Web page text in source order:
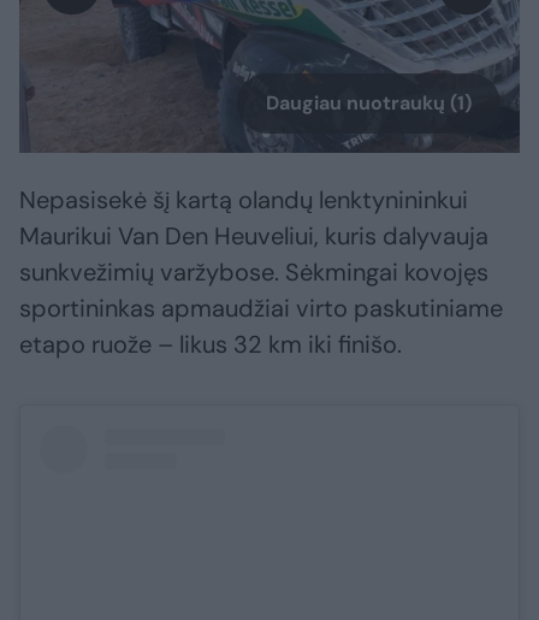
Daugiau nuotraukų (1)
Nepasisekė šį kartą olandų lenktynininkui
Maurikui Van Den Heuveliui, kuris dalyvauja
sunkvežimių varžybose. Sėkmingai kovojęs
sportininkas apmaudžiai virto paskutiniame
etapo ruože – likus 32 km iki finišo.